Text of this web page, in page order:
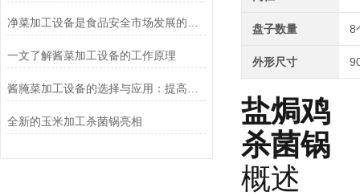
一文了解酱菜加工设备的工作原理
全新的玉米加工杀菌锅亮相
盘子数量 8
外形尺寸
盐焗鸡
杀菌锅
概述